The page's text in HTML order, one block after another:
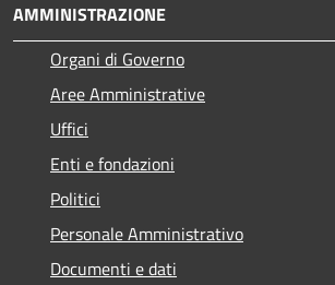
AMMINISTRAZIONE
Organi di Governo
Aree Amministrative
Uffici
Enti e fondazioni
Politici
Personale Amministrativo
Documenti e dati